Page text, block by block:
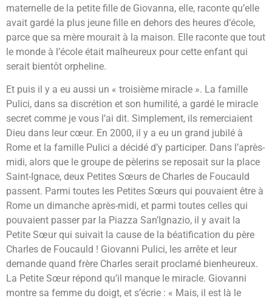
maternelle de la petite fille de Giovanna, elle, raconte qu’elle
avait gardé la plus jeune fille en dehors des heures d’école,
parce que sa mère mourait à la maison. Elle raconte que tout
le monde à l’école était malheureux pour cette enfant qui
serait bientôt orpheline.
Et puis il y a eu aussi un « troisième miracle ». La famille
Pulici, dans sa discrétion et son humilité, a gardé le miracle
secret comme je vous l’ai dit. Simplement, ils remerciaient
Dieu dans leur cœur. En 2000, il y a eu un grand jubilé à
Rome et la famille Pulici a décidé d’y participer. Dans l’après-
midi, alors que le groupe de pèlerins se reposait sur la place
Saint-Ignace, deux Petites Sœurs de Charles de Foucauld
passent. Parmi toutes les Petites Sœurs qui pouvaient être à
Rome un dimanche après-midi, et parmi toutes celles qui
pouvaient passer par la Piazza San’Ignazio, il y avait la
Petite Sœur qui suivait la cause de la béatification du père
Charles de Foucauld ! Giovanni Pulici, les arrête et leur
demande quand frère Charles serait proclamé bienheureux.
La Petite Sœur répond qu’il manque le miracle. Giovanni
montre sa femme du doigt, et s’écrie : « Mais, il est là le